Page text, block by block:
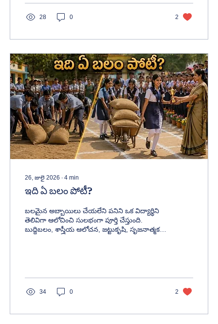
28 0 2
26, జులై 2026 ∙ 4 min
ఇది ఏ బలం పోటీ?
బలమైన అబ్బాయిలు చేయలేని పనిని ఒక విద్యార్థిని
తెలివిగా ఆలోచించి సులభంగా పూర్తి చేస్తుంది.
బుద్ధిబలం, శాస్త్రీయ ఆలోచన, జట్టుకృషి, సృజనాత్మకత
34 0 2